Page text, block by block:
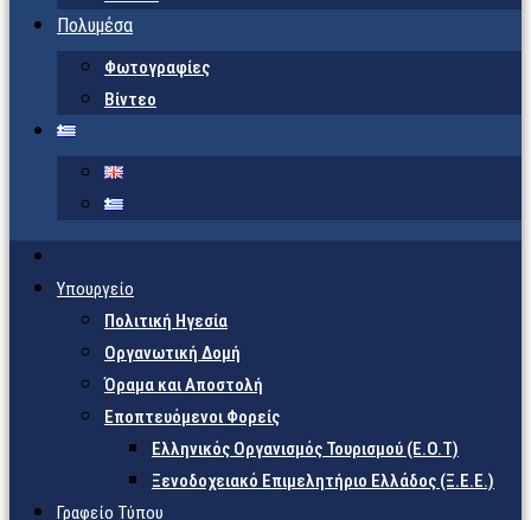
Πολυμέσα
Φωτογραφίες
Βίντεο
Υπουργείο
Πολιτική Ηγεσία
Οργανωτική Δομή
Όραμα και Αποστολή
Εποπτευόμενοι Φορείς
Eλληνικός Οργανισμός Τουρισμού (Ε.Ο.Τ)
Ξενοδοχειακό Επιμελητήριο Ελλάδος (Ξ.Ε.Ε.)
Γραφείο Τύπου